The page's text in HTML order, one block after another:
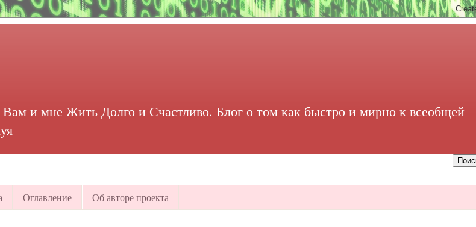
Вам и мне Жить Долго и Счастливо. Блог о том как быстро и мирно к всеобщей
Оглавление Об авторе проекта